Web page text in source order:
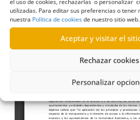
utilizadas. Para editar sus preferencias o tener
nuestra Política de cookiesde nuestro sitio web.
Aceptar y visitar el
Rechazar cookies
Personalizar